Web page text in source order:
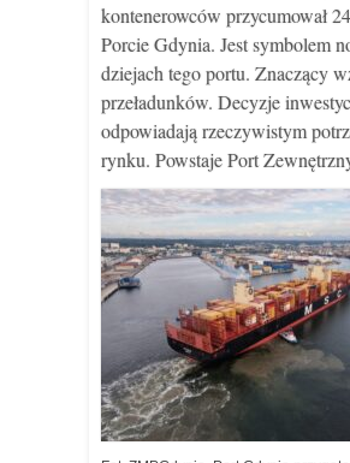
kontenerowców przycumował
Porcie Gdynia. Jest symbolem
dziejach tego portu. Znaczący
przeładunków. Decyzje
odpowiadają rzeczywistym
rynku. Powstaje Port